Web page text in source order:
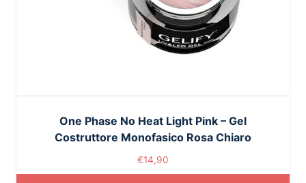
One Phase No Heat Light Pink – Gel
Costruttore Monofasico Rosa Chiaro
€14,90